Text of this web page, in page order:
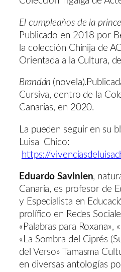
El cumpleaños de la
Publicado en 2018 por
la colección Chinija de
Orientada a la Cultura,
Brandán
Cursiva, dentro de la
Canarias, en 2020.
La pueden seguir en su
Luisa Chico:
https://
Eduardo Savinien,
Canaria, es profesor de
y Especialista en
prolífico en Redes
«Palabras para Roxana»,
«La Sombra del Ciprés
del Verso» Tamasma
en diversas antologías